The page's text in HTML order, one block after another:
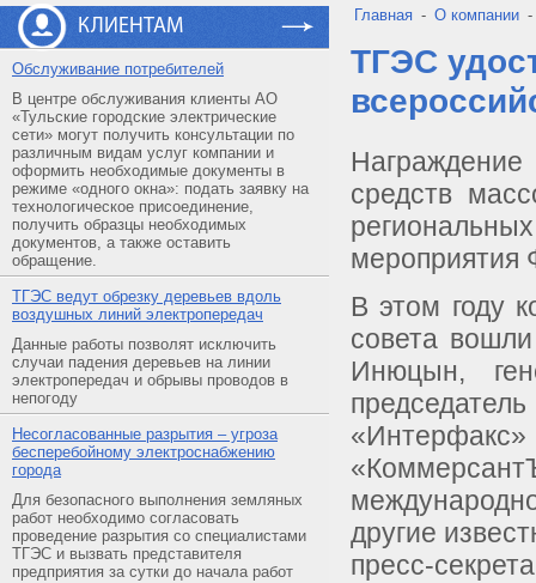
КЛИЕНТАМ
Обслуживание потребителей
В центре обслуживания клиенты АО
«Тульские городские электрические
сети» могут получить консультации по
различным видам услуг компании и
оформить необходимые документы в
режиме «одного окна»: подать заявку на
технологическое присоединение,
получить образцы необходимых
документов, а также оставить
обращение.
ТГЭС ведут обрезку деревьев вдоль
воздушных линий электропередач
Данные работы позволят исключить
случаи падения деревьев на линии
электропередач и обрывы проводов в
непогоду
Несогласованные разрытия – угроза
бесперебойному электроснабжению
города
Для безопасного выполнения земляных
работ необходимо согласовать
проведение разрытия со специалистами
ТГЭС и вызвать представителя
предприятия за сутки до начала работ
Главная - О компании -
ТГЭС
средств
мероприятия
В этом году
совета
Инюцын,
другие
пресс-